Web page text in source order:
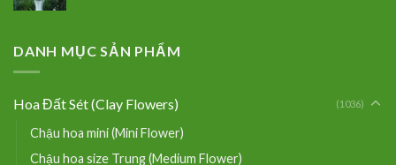
DANH MỤC SẢN PHẨM
Hoa Đất Sét (Clay Flowers) (1036)
Chậu hoa mini (Mini Flower)
Chậu hoa size Trung (Medium Flower)